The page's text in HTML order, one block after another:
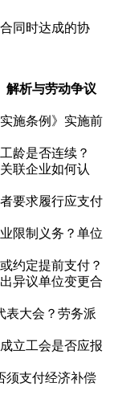
同时达成的协
解析与劳动争议
施条例》实施前
龄是否连续？
联企业如何认
要求履行应支付
限制义务？单位
约定提前支付？
异议单位变更合
表大会？劳务派
立工会是否应报
须支付经济补偿